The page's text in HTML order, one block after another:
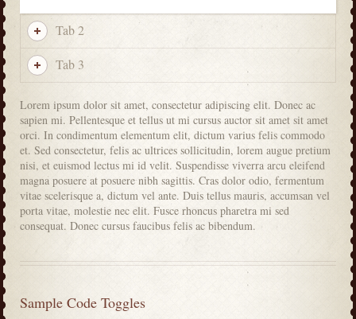
Tab 2
Tab 3
Lorem ipsum dolor sit amet, consectetur adipiscing elit. Donec ac
sapien mi. Pellentesque et tellus ut mi cursus auctor sit amet sit amet
orci. In condimentum elementum elit, dictum varius felis commodo
et. Sed consectetur, felis ac ultrices sollicitudin, lorem augue pretium
nisi, et euismod lectus mi id velit. Suspendisse viverra arcu eleifend
magna posuere at posuere nibh sagittis. Cras dolor odio, fermentum
vitae scelerisque a, dictum vel ante. Duis tellus mauris, accumsan vel
porta vitae, molestie nec elit. Fusce rhoncus pharetra mi sed
consequat. Donec cursus faucibus felis ac bibendum.
Sample Code Toggles